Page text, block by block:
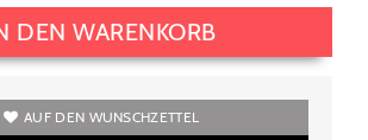
DEN WARENKORB
AUF DEN WUNSCHZETTEL